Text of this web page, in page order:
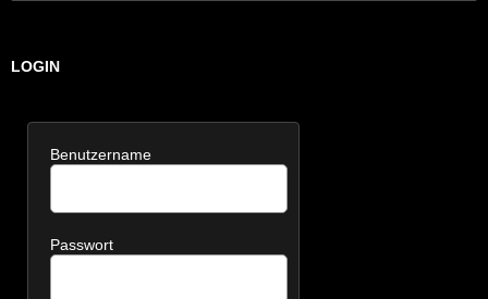
nach:
LOGIN
Benutzername
Passwort